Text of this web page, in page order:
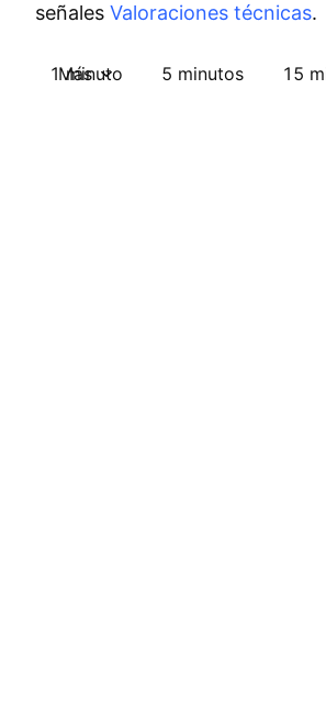
señales Valoraciones técnicas.
1 minuto 5 minutos 15
Más